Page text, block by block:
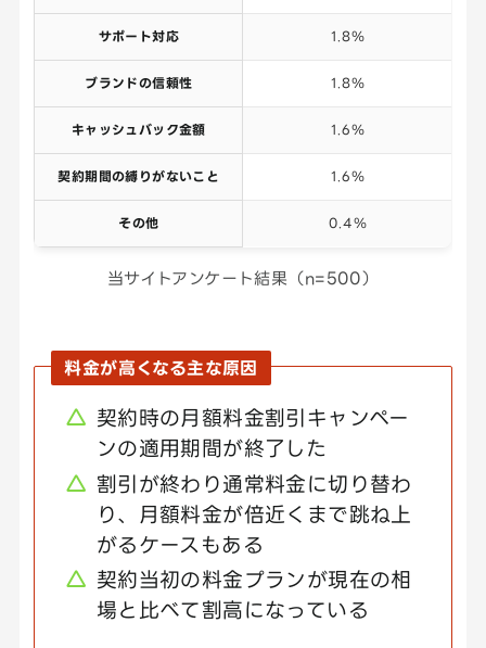
サポート対応 1.8％
ブランドの信頼性 1.8％
キャッシュバック金額 1.6％
契約期間の縛りがないこと 1.6％
その他 0.4％
当サイトアンケート結果（n=500）
料金が高くなる主な原因
契約時の月額料金割引キャンペー
ンの適用期間が終了した
割引が終わり通常料金に切り替わ
り、月額料金が倍近くまで跳ね上
がるケースもある
契約当初の料金プランが現在の相
場と比べて割高になっている